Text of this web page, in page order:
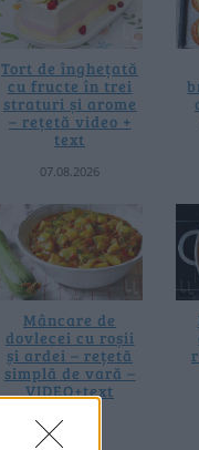
Tort de înghețată
cu fructe în trei
straturi și arome
– rețetă video +
text
07.08.2026
Mâncare de
dovlecei cu roșii
și ardei – rețetă
simplă de vară –
VIDEO+text
28.07.2026